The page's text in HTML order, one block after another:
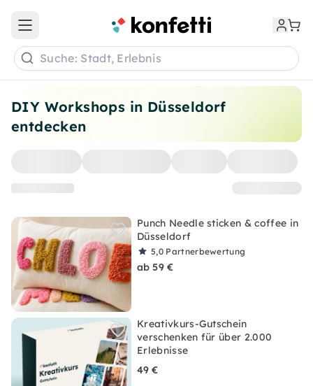
DIY Workshops in Düsseldorf
entdecken
Punch Needle sticken & coffee in
Düsseldorf
5,0 Partnerbewertung
ab 59 €
Kreativkurs-Gutschein
verschenken für über 2.000
Erlebnisse
49 €
Open main menu
Suche: Stadt, Erlebnis